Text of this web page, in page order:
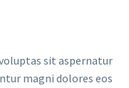
sit aspernatur
magni dolores eos